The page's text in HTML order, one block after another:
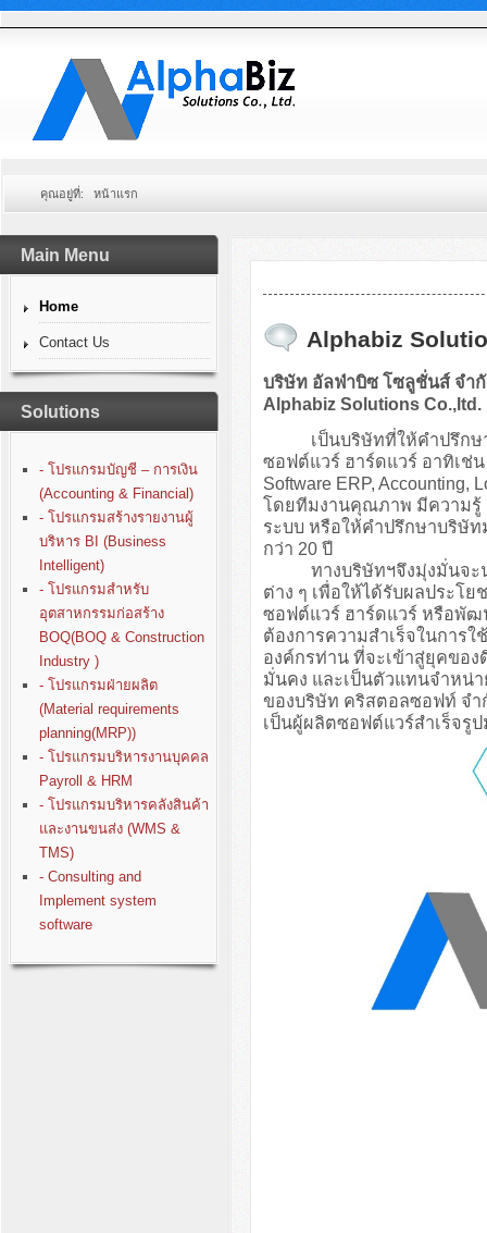
คุณอยู่ที่: หน้าแรก
Main Menu
Home
Contact Us
Solutions
- โปรแกรมบัญชี – การเงิน
(Accounting & Financial)
- โปรแกรมสร้างรายงานผู้
บริหาร BI (Business
Intelligent)
- โปรแกรมสำหรับ
อุตสาหกรรมก่อสร้าง
BOQ(BOQ & Construction
Industry )
- โปรแกรมฝ่ายผลิต
(Material requirements
planning(MRP))
- โปรแกรมบริหารงานบุคคล
Payroll & HRM
- โปรแกรมบริหารคลังสินค้า
และงานขนส่ง (WMS &
TMS)
- Consulting and
Implement system
software
Alphabiz
บริษัท อัลฟ่าบิซ โซลูชั่นส์ จำ
Alphabiz Solutions Co.,ltd.
เป็นบริษัทที่ให้คำปรึกษา
ซอฟต์แวร์ ฮาร์ดแวร์ อาทิเช่
Software ERP,
โดยทีมงานคุณภาพ มีความรู้
ระบบ หรือให้คำปรึกษาบริษั
กว่า 20 ปี
ทางบริษัทฯจึงมุ่งมั่นจะน
ต่าง ๆ เพื่อให้ได้รับผลประโย
ซอฟต์แวร์ ฮาร์ดแวร์ หรือพัฒ
ต้องการความสำเร็จในการ
องค์กรท่าน ที่จะเข้าสู่ยุคขอ
มั่นคง และเป็นตัวแทนจำหน่
ของบริษัท คริสตอลซอฟท์ จำ
เป็นผู้ผลิตซอฟต์แวร์สำเร็จรู